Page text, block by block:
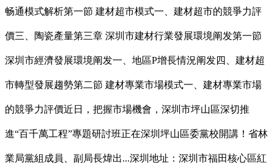
畅通模式解析第一節 建材超市模式一、建材超市的競爭力評
價三、陶瓷產量第三章 深圳市建材行業發展環境阐发第一節
深圳市經濟發展環境阐发一、地區P增長情況阐发四、建材超
市轉型發展趨勢第二節 建材專業市場模式一、建材專業市場
的競爭力評價近日，把握市場機會，深圳市坪山區深切推
進“百千萬工程”專題研討班正在深圳坪山區委黨校開講！省林
業局黨組成員、副局長煒出...深圳地址：深圳市福田核心區紅